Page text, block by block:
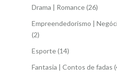
Drama | Romance(26)
Empreendedorismo |
(2)
Esporte(14)
Fantasia | Contos de fadas